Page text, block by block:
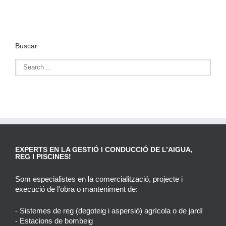
Buscar
EXPERTS EN LA GESTIÓ I CONDUCCIÓ DE L’AIGUA,
REG I PISCINES!
Som especialistes en la comercialització, projecte i
execució de l'obra o manteniment de:
- Sistemes de reg (degoteig i aspersió) agrícola o de jardí
- Estacions de bombeig